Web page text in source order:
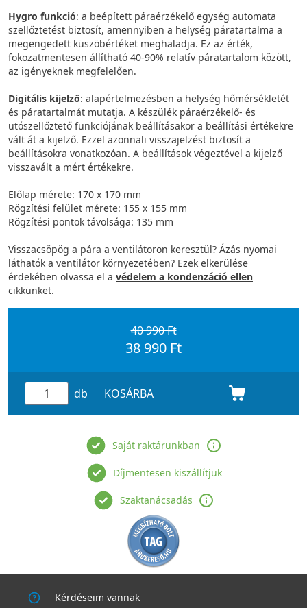
Hygro funkció: a beépített páraérzékelő egység automata
szellőztetést biztosít, amennyiben a helység páratartalma a
megengedett küszöbértéket meghaladja. Ez az érték,
fokozatmentesen állítható 40-90% relatív páratartalom között,
az igényeknek megfelelően.
Digitális kijelző: alapértelmezésben a helység hőmérsékletét
és páratartalmát mutatja. A készülék páraérzékelő- és
utószellőztető funkciójának beállításakor a beállítási értékekre
vált át a kijelző. Ezzel azonnali visszajelzést biztosít a
beállításokra vonatkozóan. A beállítások végeztével a kijelző
visszavált a mért értékekre.
Előlap mérete: 170 x 170 mm
Rögzítési felület mérete: 155 x 155 mm
Rögzítési pontok távolsága: 135 mm
Visszacsöpög a pára a ventilátoron keresztül? Ázás nyomai
láthatók a ventilátor környezetében? Ezek elkerülése
érdekében olvassa el a védelem a kondenzáció ellen
cikkünket.
40 990 Ft
38 990 Ft
db KOSÁRBA
Saját raktárunkban
Díjmentesen kiszállítjuk
Szaktanácsadás
Kérdéseim vannak